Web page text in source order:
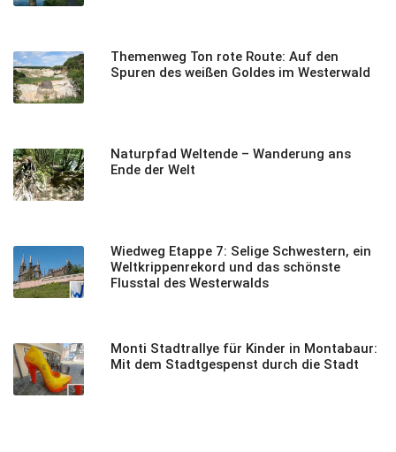
Themenweg Ton rote Route: Auf den
Spuren des weißen Goldes im Westerwald
Naturpfad Weltende – Wanderung ans
Ende der Welt
Wiedweg Etappe 7: Selige Schwestern, ein
Weltkrippenrekord und das schönste
Flusstal des Westerwalds
Monti Stadtrallye für Kinder in Montabaur:
Mit dem Stadtgespenst durch die Stadt